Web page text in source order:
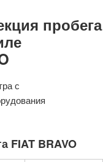
пробега
FIAT BRAVO